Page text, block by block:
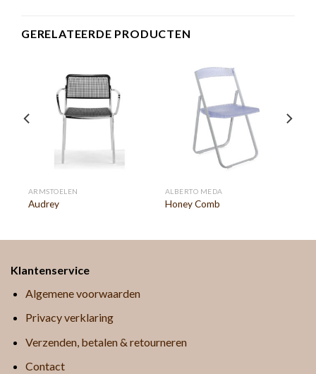
GERELATEERDE PRODUCTEN
ARMSTOELEN
Audrey
ALBERTO MEDA
Honey Comb
Klantenservice
Algemene voorwaarden
Privacy verklaring
Verzenden, betalen & retourneren
Contact